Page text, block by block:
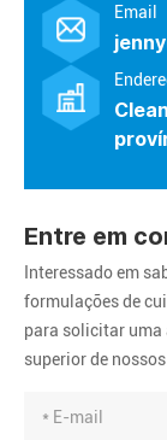
Email
Entre em
Interessado em
formulações de
para solicitar uma
superior de